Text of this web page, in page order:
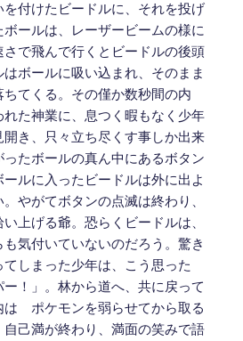
付けたビードルに、それを投げ
ールは、レーザービームの様に
で飛んで行くとビードルの後頭
ボールに吸い込まれ、そのまま
てくる。その僅か数秒間の内
た神業に、息つく暇もなく少年
き、只々立ち尽くす事しか出来
たボールの真ん中にあるボタン
ルに入ったビードルは外に出よ
やがてボタンの点滅は終わり、
上げる爺。恐らくビードルは、
気付いていないのだろう。驚き
しまった少年は、こう思った
ー！」。林から道へ、共に戻って
は ポケモンを弱らせてから取る
己満が終わり、満面の笑みで語